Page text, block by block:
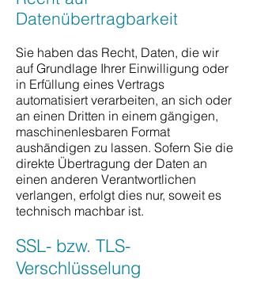
Datenübertragbarkeit
Sie haben das Recht, Daten, die wir
auf Grundlage Ihrer Einwilligung oder
in Erfüllung eines Vertrags
automatisiert verarbeiten, an sich oder
an einen Dritten in einem gängigen,
maschinenlesbaren Format
aushändigen zu lassen. Sofern Sie die
direkte Übertragung der Daten an
einen anderen Verantwortlichen
verlangen, erfolgt dies nur, soweit es
technisch machbar ist.
SSL- bzw. TLS-
Verschlüsselung